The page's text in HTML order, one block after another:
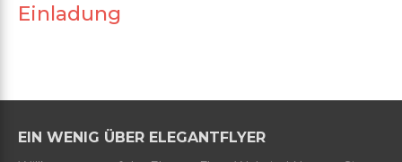
Einladung
EIN WENIG ÜBER ELEGANTFLYER